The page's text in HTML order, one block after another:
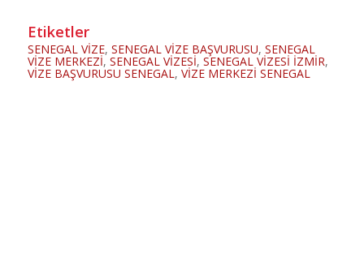
Etiketler
SENEGAL VİZE, SENEGAL VİZE BAŞVURUSU, SENEGAL
VİZE MERKEZİ, SENEGAL VİZESİ, SENEGAL VİZESİ İZMİR,
VİZE BAŞVURUSU SENEGAL , VİZE MERKEZİ SENEGAL